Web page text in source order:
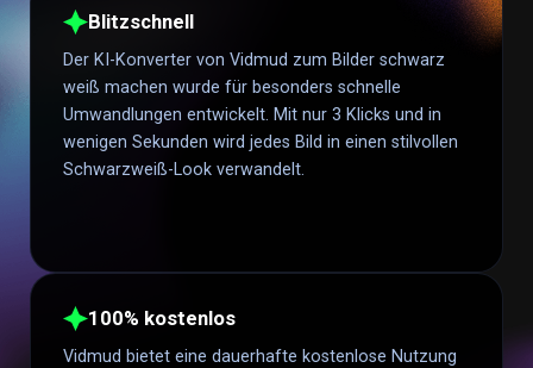
Blitzschnell
Der KI-Konverter von Vidmud zum Bilder schwarz
weiß machen wurde für besonders schnelle
Umwandlungen entwickelt. Mit nur 3 Klicks und in
wenigen Sekunden wird jedes Bild in einen stilvollen
Schwarzweiß-Look verwandelt.
100% kostenlos
Vidmud bietet eine dauerhafte kostenlose Nutzung